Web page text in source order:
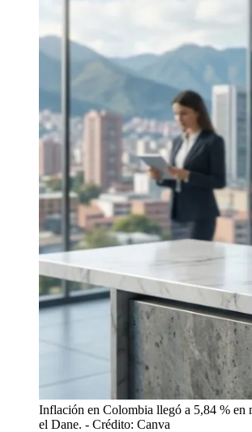
Inflación en Colombia llegó a 5,84 % en
el Dane. - Crédito: Canva